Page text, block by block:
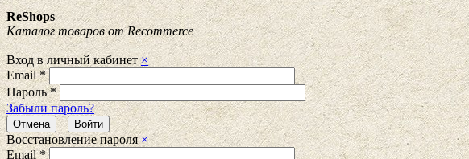
ReShops
Каталог товаров от Recommerce
Вход в личный кабинет ×
Email*
Пароль*
Забыли пароль?
Восстановление пароля ×
Email*